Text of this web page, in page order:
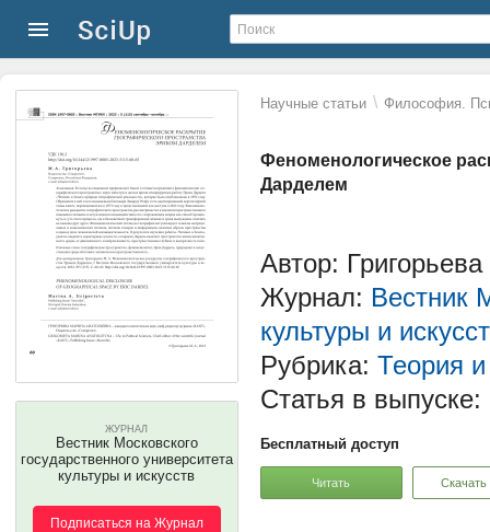
Научные статьи \ Философия.
Феноменологическое
Дарделем
ЖУРНАЛ
Вестник Московского
государственного университета
культуры и искусств
Подписаться на Журнал
Автор:
Журнал: Вестник
культуры и
Рубрика: Теория и
Статья в выпуске:
Бесплатный доступ
Читать Скачать